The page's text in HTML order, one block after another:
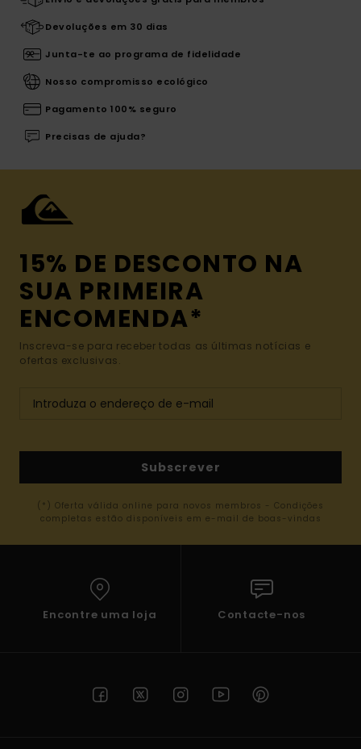
Devoluções em 30 dias
Junta-te ao programa de fidelidade
Nosso compromisso ecológico
Pagamento 100% seguro
Precisas de ajuda?
15% DE DESCONTO NA
SUA PRIMEIRA
ENCOMENDA*
Inscreva-se para receber todas as últimas notícias e
ofertas exclusivas.
Subscrever
(*) Oferta válida online para novos membros - Condições
completas estão disponíveis em e-mail de boas-vindas
Encontre uma loja Contacte-nos